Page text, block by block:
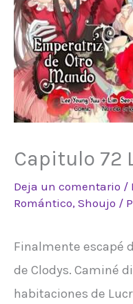
Capitulo 72
Deja un comentario /
Romántico, Shoujo /
Finalmente escapé
de Clodys. Caminé
habitaciones de